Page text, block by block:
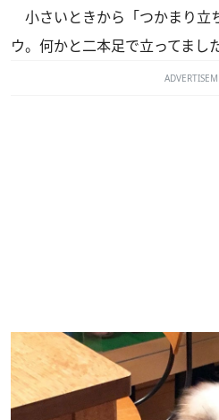
小さいときから「つかまり立
ウ。何かと二本足で立ってました